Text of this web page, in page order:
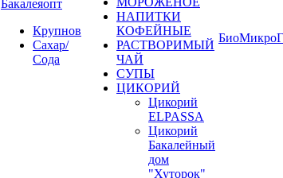
Бакалеяопт
Крупнов
Сахар/
Сода
НАПИТКИ
КОФЕЙНЫЕ
РАСТВОРИМЫЙ
ЧАЙ
СУПЫ
ЦИКОРИЙ
Цикорий
ELPASSA
Цикорий
Бакалейный
дом
"Хуторок"